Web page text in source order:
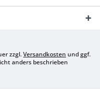
zzgl.Versandkosten und ggf.
anders beschrieben